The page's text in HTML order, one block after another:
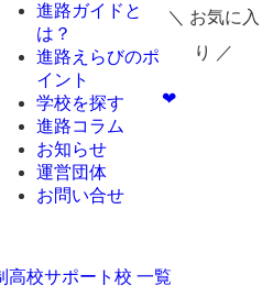
進路ガイドと
は？
進路えらびのポ
イント
学校を探す
進路コラム
お知らせ
運営団体
お問い合せ
＼ お気に入
り ／
❤︎
高校サポート校 一覧